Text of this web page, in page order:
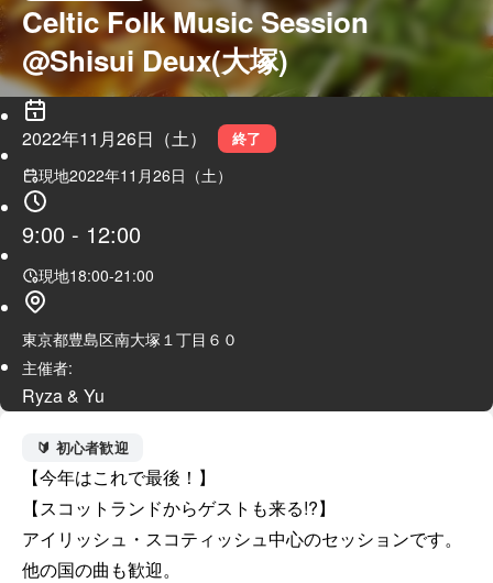
Celtic Folk Music Session
@Shisui Deux(大塚)
2022年11月26日（土） 終了
現地2022年11月26日（土）
9:00 - 12:00
現地18:00-21:00
東京都豊島区南大塚１丁目６０
主催者:
Ryza & Yu
🔰 初心者歓迎
【今年はこれで最後！】
【スコットランドからゲストも来る!?】
アイリッシュ・スコティッシュ中心のセッションです。
他の国の曲も歓迎。